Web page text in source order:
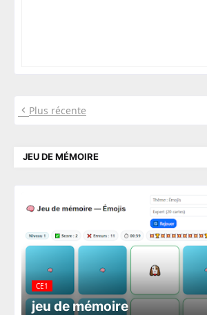
Plus récente
JEU DE MÉMOIRE
CE1
jeu de mémoire